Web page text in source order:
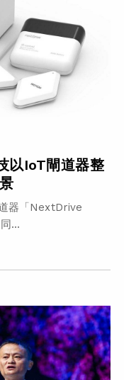
以IoT閘道器整
器「NextDrive
...